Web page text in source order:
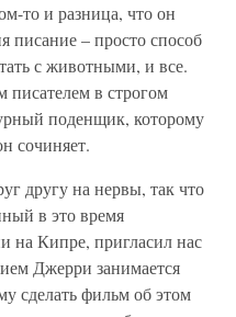
то и разница, что он
писание – просто способ
с животными, и все.
писателем в строгом
поденщик, которому
сочиняет.
другу на нервы, так что
в это время
Кипре, пригласил нас
Джерри занимается
сделать фильм об этом